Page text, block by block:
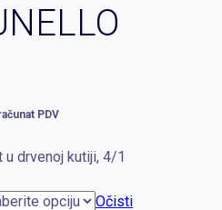
PDV
u drvenoj kutiji, 4/1
Očisti